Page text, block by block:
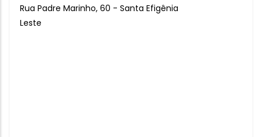
Rua Padre Marinho, 60 - Santa Efigênia
Leste